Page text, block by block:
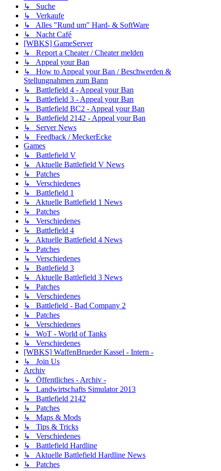
↳ Suche
↳ Verkaufe
↳ Alles "Rund um" Hard- & SoftWare
↳ Nacht Café
[WBKS] GameServer
↳ Report a Cheater / Cheater melden
↳ Appeal your Ban
↳ How to Appeal your Ban / Beschwerden &
Stellungnahmen zum Bann
↳ Battlefield 4 - Appeal your Ban
↳ Battlefield 3 - Appeal your Ban
↳ Battlefield BC2 - Appeal your Ban
↳ Battlefield 2142 - Appeal your Ban
↳ Server News
↳ Feedback / MeckerEcke
Games
↳ Battlefield V
↳ Aktuelle Battlefield V News
↳ Patches
↳ Verschiedenes
↳ Battlefield 1
↳ Aktuelle Battlefield 1 News
↳ Patches
↳ Verschiedenes
↳ Battlefield 4
↳ Aktuelle Battlefield 4 News
↳ Patches
↳ Verschiedenes
↳ Battlefield 3
↳ Aktuelle Battlefield 3 News
↳ Patches
↳ Verschiedenes
↳ Battlefield - Bad Company 2
↳ Patches
↳ Verschiedenes
↳ WoT - World of Tanks
↳ Verschiedenes
[WBKS] WaffenBrueder Kassel - Intern -
↳ Join Us
Archiv
↳ Öffentliches - Archiv -
↳ Landwirtschafts Simulator 2013
↳ Battlefield 2142
↳ Patches
↳ Maps & Mods
↳ Tips & Tricks
↳ Verschiedenes
↳ Battlefield Hardline
↳ Aktuelle Battlefield Hardline News
↳ Patches